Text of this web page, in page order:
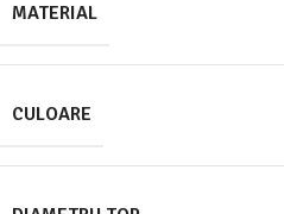
MATERIAL
CULOARE